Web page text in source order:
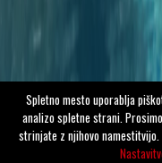
Spletno mesto uporablja
analizo spletne strani.
strinjate z njihovo